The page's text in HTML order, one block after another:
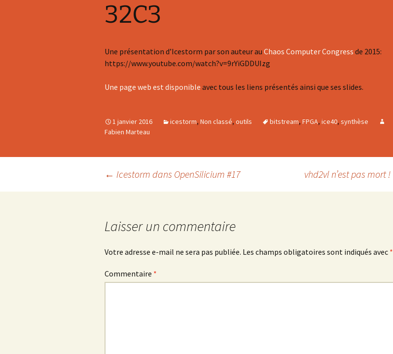
RubyRTL
Spade le HDL à la Rust
Verilog/SystemVerilog
VHDL
32C3
Une présentation d’Icestorm par son auteur au Chaos Computer Congress de 2015:
https://www.youtube.com/watch?v=9rYiGDDUIzg
Une page web est disponible avec tous les liens présentés ainsi que ses slides.
1 janvier 2016 icestorm, Non classé, outils bitstream, FPGA, ice40, synthèse
Fabien Marteau
Navigation
← Icestorm dans OpenSilicium #17 vhd2vl n’est pas mort !
Laisser un commentaire
Votre adresse e-mail ne sera pas publiée. Les champs obligatoires sont indiqués avec *
Commentaire *